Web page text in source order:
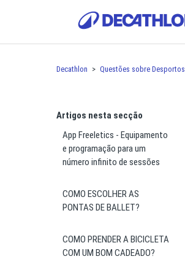
Decathlon Questões sobre Desportos
Artigos nesta secção
App Freeletics - Equipamento
e programação para um
número infinito de sessões
COMO ESCOLHER AS
PONTAS DE BALLET?
COMO PRENDER A BICICLETA
COM UM BOM CADEADO?